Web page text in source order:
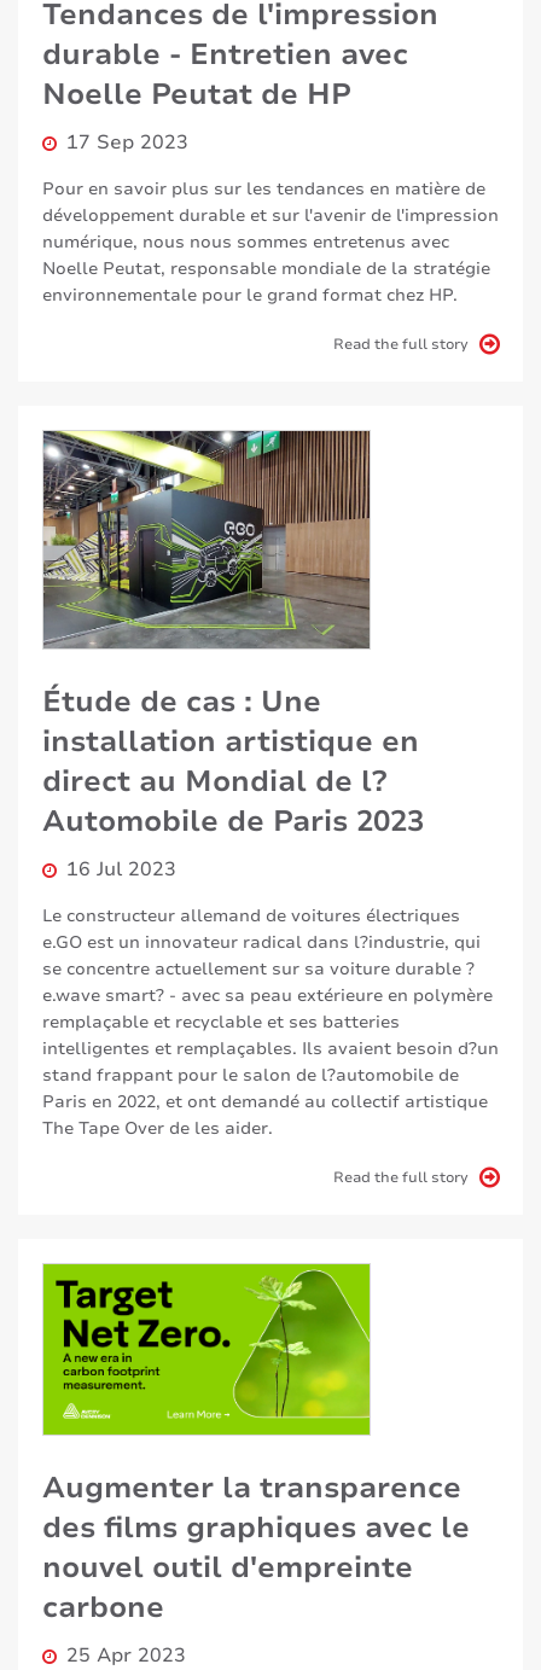
Tendances de l'impression
durable - Entretien avec
Noelle Peutat de HP
17 Sep 2023
Pour en savoir plus sur les tendances en matière de
développement durable et sur l'avenir de l'impression
numérique, nous nous sommes entretenus avec
Noelle Peutat, responsable mondiale de la stratégie
environnementale pour le grand format chez HP.
Read the full story
Étude de cas : Une
installation artistique en
direct au Mondial de l?
Automobile de Paris 2023
16 Jul 2023
Le constructeur allemand de voitures électriques
e.GO est un innovateur radical dans l?industrie, qui
se concentre actuellement sur sa voiture durable ?
e.wave smart? - avec sa peau extérieure en polymère
remplaçable et recyclable et ses batteries
intelligentes et remplaçables. Ils avaient besoin d?un
stand frappant pour le salon de l?automobile de
Paris en 2022, et ont demandé au collectif artistique
The Tape Over de les aider.
Read the full story
Augmenter la transparence
des films graphiques avec le
nouvel outil d'empreinte
carbone
25 Apr 2023